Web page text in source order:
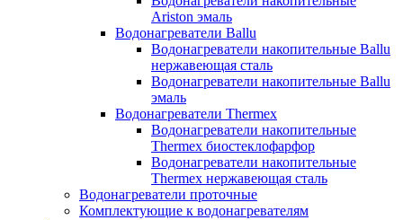
Ariston эмаль
Водонагреватели Ballu
Водонагреватели накопительные Ballu
нержавеющая сталь
Водонагреватели накопительные Ballu
эмаль
Водонагреватели Thermex
Водонагреватели накопительные
Thermex биостеклофарфор
Водонагреватели накопительные
Thermex нержавеющая сталь
Водонагреватели проточные
Комплектующие к водонагревателям